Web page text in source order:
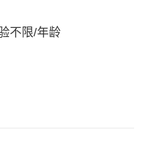
不限/年龄